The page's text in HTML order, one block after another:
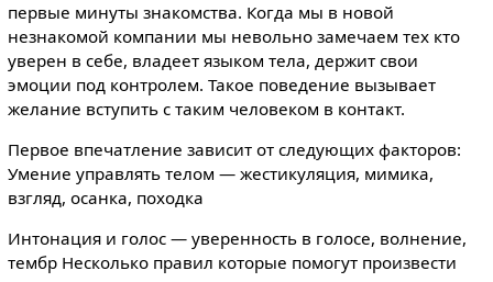
первые минуты знакомства. Когда мы в новой
незнакомой компании мы невольно замечаем тех кто
уверен в себе, владеет языком тела, держит свои
эмоции под контролем. Такое поведение вызывает
желание вступить с таким человеком в контакт.
Первое впечатление зависит от следующих факторов:
Умение управлять телом — жестикуляция, мимика,
взгляд, осанка, походка
Интонация и голос — уверенность в голосе, волнение,
тембр Несколько правил которые помогут произвести